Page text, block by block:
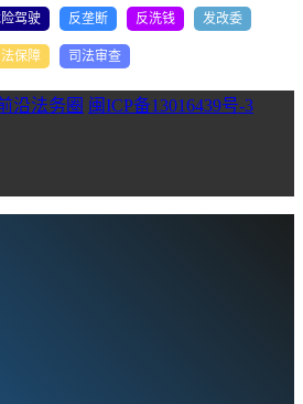
驾驶 反垄断 反洗钱 发改委
保障 司法审查
沿法务圈 闽ICP备13016439号-3